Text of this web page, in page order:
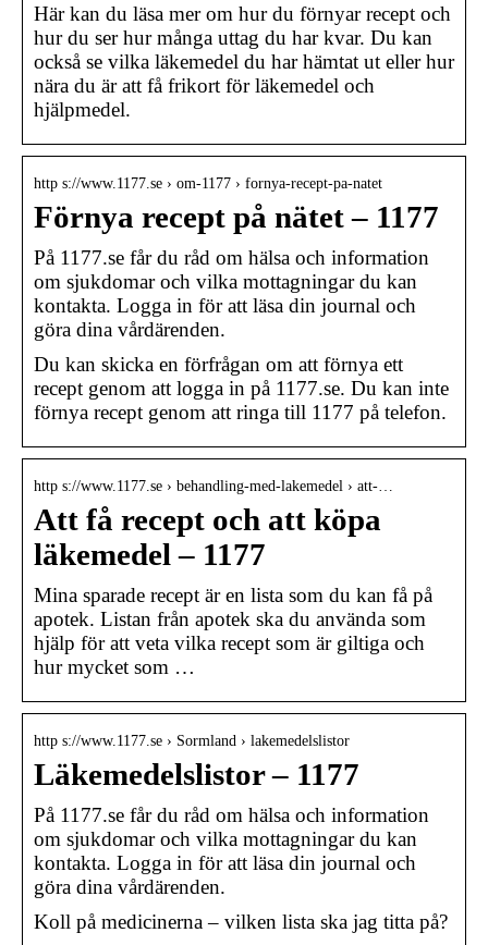
Här kan du läsa mer om hur du förnyar recept och
hur du ser hur många uttag du har kvar. Du kan
också se vilka läkemedel du har hämtat ut eller hur
nära du är att få frikort för läkemedel och
hjälpmedel.
http s://www.1177.se › om-1177 › fornya-recept-pa-natet
Förnya recept på nätet – 1177
På 1177.se får du råd om hälsa och information
om sjukdomar och vilka mottagningar du kan
kontakta. Logga in för att läsa din journal och
göra dina vårdärenden.
Du kan skicka en förfrågan om att förnya ett
recept genom att logga in på 1177.se. Du kan inte
förnya recept genom att ringa till 1177 på telefon.
http s://www.1177.se › behandling-med-lakemedel › att-…
Att få recept och att köpa
läkemedel – 1177
Mina sparade recept är en lista som du kan få på
apotek. Listan från apotek ska du använda som
hjälp för att veta vilka recept som är giltiga och
hur mycket som …
http s://www.1177.se › Sormland › lakemedelslistor
Läkemedelslistor – 1177
På 1177.se får du råd om hälsa och information
om sjukdomar och vilka mottagningar du kan
kontakta. Logga in för att läsa din journal och
göra dina vårdärenden.
Koll på medicinerna – vilken lista ska jag titta på?